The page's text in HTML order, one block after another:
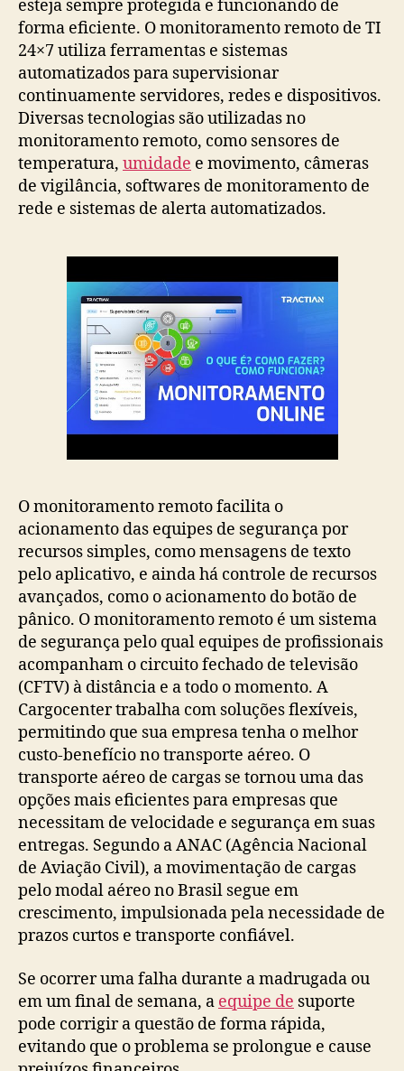
esteja sempre protegida e funcionando de
forma eficiente. O monitoramento remoto de TI
24×7 utiliza ferramentas e sistemas
automatizados para supervisionar
continuamente servidores, redes e dispositivos.
Diversas tecnologias são utilizadas no
monitoramento remoto, como sensores de
temperatura, umidade e movimento, câmeras
de vigilância, softwares de monitoramento de
rede e sistemas de alerta automatizados.
O monitoramento remoto facilita o
acionamento das equipes de segurança por
recursos simples, como mensagens de texto
pelo aplicativo, e ainda há controle de recursos
avançados, como o acionamento do botão de
pânico. O monitoramento remoto é um sistema
de segurança pelo qual equipes de profissionais
acompanham o circuito fechado de televisão
(CFTV) à distância e a todo o momento. A
Cargocenter trabalha com soluções flexíveis,
permitindo que sua empresa tenha o melhor
custo-benefício no transporte aéreo. O
transporte aéreo de cargas se tornou uma das
opções mais eficientes para empresas que
necessitam de velocidade e segurança em suas
entregas. Segundo a ANAC (Agência Nacional
de Aviação Civil), a movimentação de cargas
pelo modal aéreo no Brasil segue em
crescimento, impulsionada pela necessidade de
prazos curtos e transporte confiável.
Se ocorrer uma falha durante a madrugada ou
em um final de semana, a equipe de suporte
pode corrigir a questão de forma rápida,
evitando que o problema se prolongue e cause